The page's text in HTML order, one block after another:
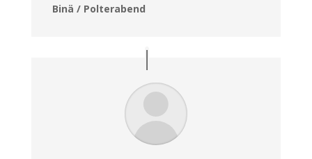
Binä / Polterabend